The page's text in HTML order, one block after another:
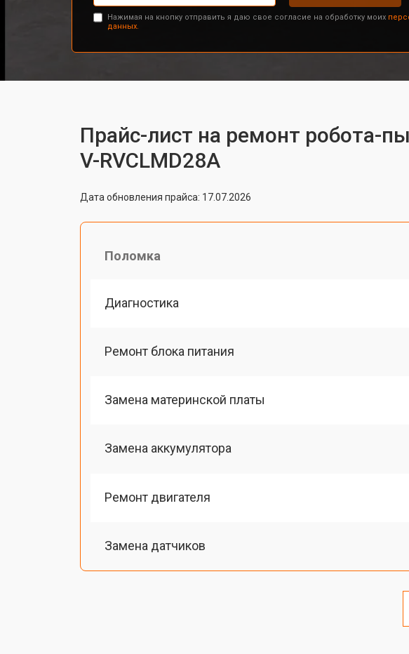
Нажимая на кнопку отправить я даю свое согласие на обработку моих
данных.
Прайс-лист на ремонт робота-
V-RVCLMD28A
Дата обновления прайса: 17.07.2026
Поломка
Диагностика
Ремонт блока питания
Замена материнской платы
Замена аккумулятора
Ремонт двигателя
Замена датчиков